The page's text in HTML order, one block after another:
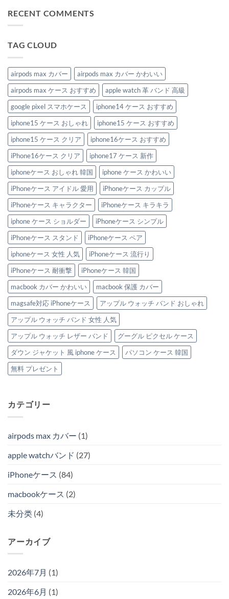
へ
3
へ
の
対
さ
な
し
げ
可
愛
い
ビ
ー
ズ
Apple
Watch
バ
ン
ド
特
集
へ
の
お
し
ア
ー
ト！
今
す
ぐ
欲
し
い
優
秀
iphone
ケ
ー
ス
＆
Apple
watch
バ
ン
ド
3
選
へ
の
り
ま
向
け】
ら
な
存
在
感
を
放
つ。
男
の
こ
だ
わ
り
を
満
た
す
新
作
iPhone
ケ
ー
ス
3
選
へ
の
ト
は
り
RECENT COMMENTS
TAG CLOUD
airpods max カバー
airpods max カバー かわいい
airpods max ケース おすすめ
apple watch 革 バンド 高級
google pixel スマホケース
iphone14 ケース おすすめ
iphone15 ケース おしゃれ
iphone15 ケース おすすめ
iphone15 ケース クリア
iphone16ケース おすすめ
iPhone16ケース クリア
iphone17 ケース 新作
iphoneケース おしゃれ 韓国
iphone ケース かわいい
iPhoneケース アイドル 愛用
iPhoneケース カップル
iPhoneケース キャラクター
iPhoneケース キラキラ
iphone ケース ショルダー
iPhoneケース シンプル
iPhoneケース スタンド
iPhoneケース ペア
iphoneケース 女性 人気
iPhoneケース 流行り
iPhoneケース 耐衝撃
iPhoneケース 韓国
macbook カバー かわいい
macbook 保護 カバー
magsafe対応 iPhoneケース
アップル ウォッチ バンド おしゃれ
アップル ウォッチ バンド 女性 人気
アップル ウォッチ レザー バンド
グーグル ピクセル ケース
ダウン ジャケット 風 iphone ケース
パソコン ケース 韓国
無料 プレゼント
カテゴリー
airpods max カバー (1)
apple watchバンド (27)
iPhoneケース (84)
macbookケース (2)
未分类 (4)
アーカイブ
2026年7月 (1)
2026年6月 (1)